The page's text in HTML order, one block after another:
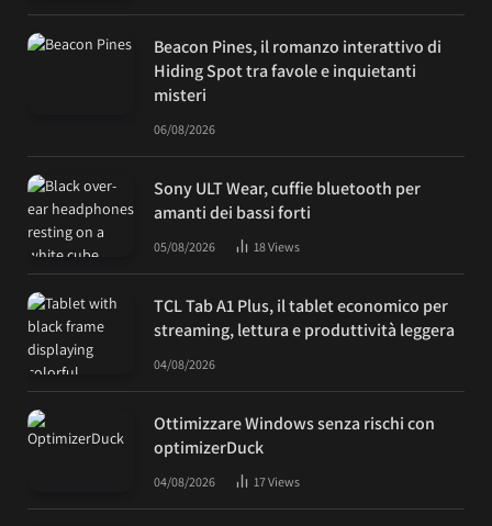
Beacon Pines, il romanzo interattivo di
Hiding Spot tra favole e inquietanti
misteri
06/08/2026
Sony ULT Wear, cuffie bluetooth per
amanti dei bassi forti
05/08/2026 18Views
TCL Tab A1 Plus, il tablet economico per
streaming, lettura e produttività leggera
04/08/2026
Ottimizzare Windows senza rischi con
optimizerDuck
04/08/2026 17Views